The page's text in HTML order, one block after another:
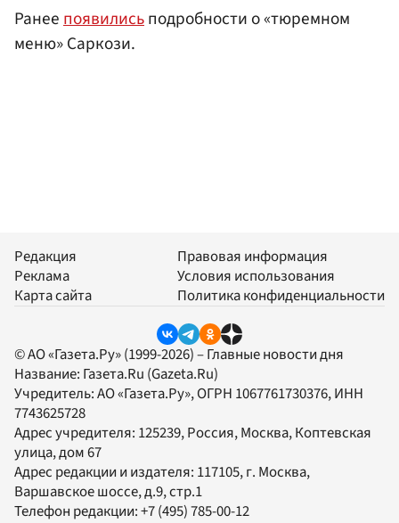
Ранеепоявилисьподробности о «тюремном
меню» Саркози.
Редакция
Реклама
Карта сайта
Правовая информация
Условия использования
Политика конфиденциальности
© АО «Газета.Ру» (1999-2026) – Главные новости дня
Название: Газета.Ru (Gazeta.Ru)
Учредитель:АО «Газета.Ру», ОГРН 1067761730376, ИНН
7743625728
Адрес учредителя: 125239, Россия, Москва, Коптевская
улица, дом 67
Адрес редакции и издателя: 117105, г. Москва,
Варшавское шоссе, д.9, стр.1
Телефон редакции:+7 (495) 785-00-12